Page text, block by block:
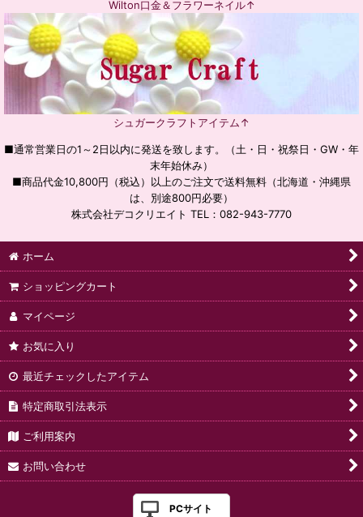
Wilton口金＆フラワーネイル↑
シュガークラフトアイテム↑
■通常営業日の1～2日以内に発送を致します。（土・日・祝祭日・GW・年
末年始休み）
■商品代金10,800円（税込）以上のご注文で送料無料（北海道・沖縄県
は、別途800円必要）
株式会社デコクリエイト TEL：082-943-7770
ホーム
ショッピングカート
マイページ
お気に入り
最近チェックしたアイテム
特定商取引法表示
ご利用案内
お問い合わせ
PCサイト